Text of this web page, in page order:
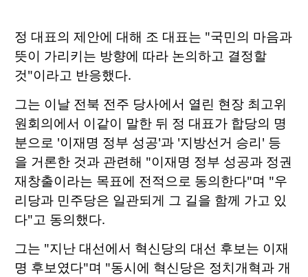
정 대표의 제안에 대해 조 대표는 "국민의 마음과
뜻이 가리키는 방향에 따라 논의하고 결정할
것"이라고 반응했다.
그는 이날 전북 전주 당사에서 열린 현장 최고위
원회의에서 이같이 말한 뒤 정 대표가 합당의 명
분으로 '이재명 정부 성공'과 '지방선거 승리' 등
을 거론한 것과 관련해 "이재명 정부 성공과 정권
재창출이라는 목표에 전적으로 동의한다"며 "우
리당과 민주당은 일관되게 그 길을 함께 가고 있
다"고 동의했다.
그는 "지난 대선에서 혁신당의 대선 후보는 이재
명 후보였다"며 "동시에 혁신당은 정치개혁과 개